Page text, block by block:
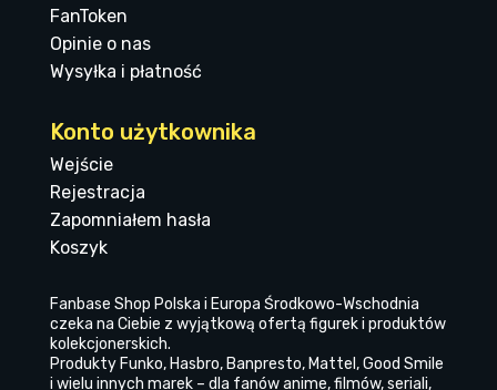
FanToken
Opinie o nas
Wysyłka i płatność
Konto użytkownika
Wejście
Rejestracja
Zapomniałem hasła
Koszyk
Fanbase Shop Polska i Europa Środkowo-Wschodnia
czeka na Ciebie z wyjątkową ofertą figurek i produktów
kolekcjonerskich.
Produkty Funko, Hasbro, Banpresto, Mattel, Good Smile
i wielu innych marek – dla fanów anime, filmów, seriali,